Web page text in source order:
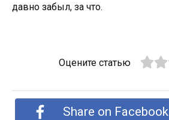
давно забыл, за что.
Оцените статью
Share on Facebook